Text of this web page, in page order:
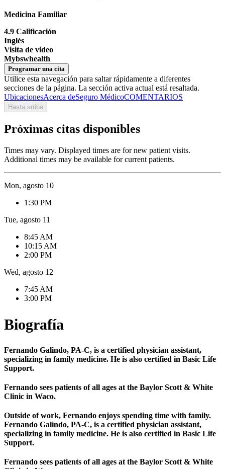
Medicina Familiar
4.9 Calificación
Inglés
Visita de video
Mybswhealth
Programar una cita
Utilice esta navegación para saltar rápidamente a diferentes
secciones de la página. La sección activa actual está resaltada.
UbicacionesAcerca deSeguro MédicoCOMENTARIOS
Hasta arriba
Próximas citas disponibles
Times may vary. Displayed times are for new patient visits.
Additional times may be available for current patients.
Mon, agosto 10
1:30 PM
Tue, agosto 11
8:45 AM
10:15 AM
2:00 PM
Wed, agosto 12
7:45 AM
3:00 PM
Biografía
Fernando Galindo, PA-C, is a certified physician assistant,
specializing in family medicine. He is also certified in Basic Life
Support.
Fernando sees patients of all ages at the Baylor Scott & White
Clinic in Waco.
Outside of work, Fernando enjoys spending time with family.
Fernando Galindo, PA-C, is a certified physician assistant,
specializing in family medicine. He is also certified in Basic Life
Support.
Fernando sees patients of all ages at the Baylor Scott & White